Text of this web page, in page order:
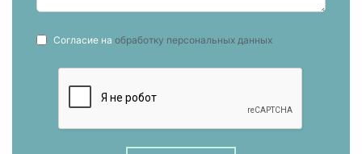
Согласие на обработку персональных данных